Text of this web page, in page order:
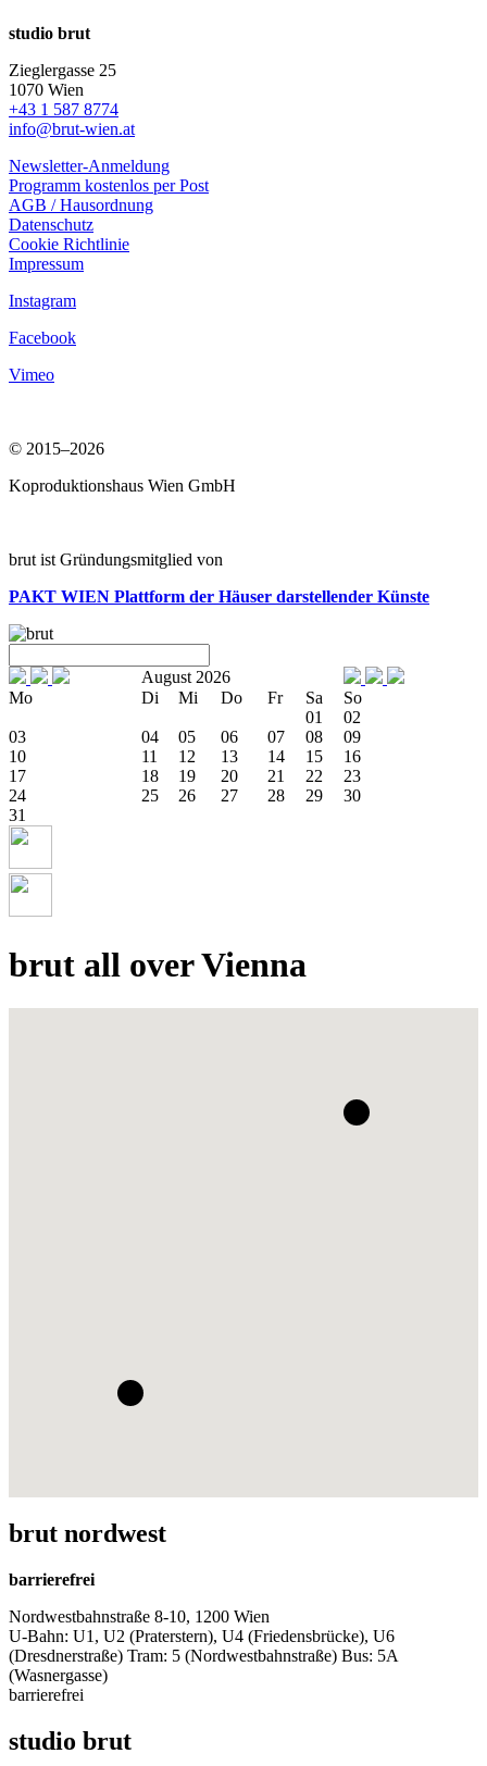
studio brut
Zieglergasse 25
1070 Wien
+43 1 587 8774
info@brut-wien.at
Newsletter-Anmeldung
Programm kostenlos per Post
AGB / Hausordnung
Datenschutz
Cookie Richtlinie
Impressum
Instagram
Facebook
Vimeo
© 2015–2026
Koproduktionshaus Wien GmbH
brut ist Gründungsmitglied von
PAKT WIEN Plattform der Häuser darstellender Künste
August 2026
Mo
Di Mi Do Fr Sa
So
01
02
03
04 05 06 07 08
09
10
11 12 13 14 15
16
17
18 19 20 21 22
23
24
25 26 27 28 29
30
31
brut all over Vienna
brut nordwest
barrierefrei
Nordwestbahnstraße 8-10, 1200 Wien
U-Bahn: U1, U2 (Praterstern), U4 (Friedensbrücke), U6
(Dresdnerstraße) Tram: 5 (Nordwestbahnstraße) Bus: 5A
(Wasnergasse)
barrierefrei
studio brut